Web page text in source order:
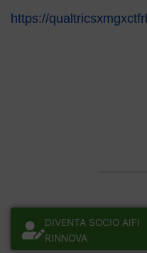
https://
DIVENTA SOCIO AIFI
RINNOVA